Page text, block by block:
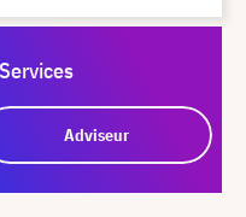
Adviseur